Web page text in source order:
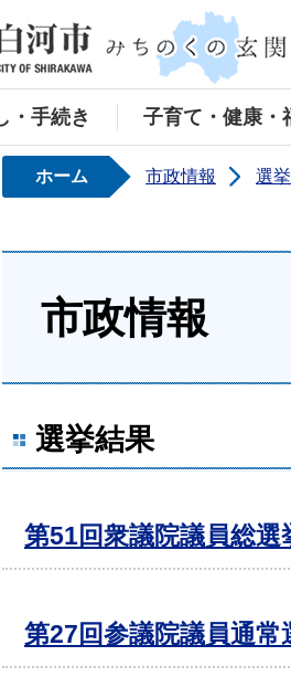
・手続き 子育て・健康・
ホーム 市政情報 選挙
市政情報
選挙結果
第51回衆議院議員総
第27回参議院議員通常